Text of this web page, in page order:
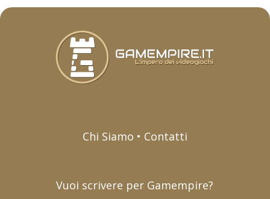
Chi Siamo • Contatti
Vuoi scrivere per Gamempire?